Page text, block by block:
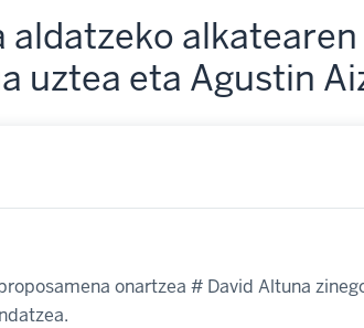
uztea eta Agustin
onartzea # David Altuna